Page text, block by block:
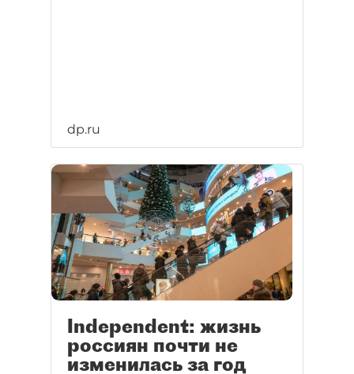
dp.ru
Independent: жизнь
россиян почти не
изменилась за год